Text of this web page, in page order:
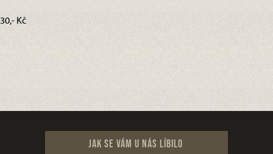
30,- Kč
Jak se vám u nás líbilo